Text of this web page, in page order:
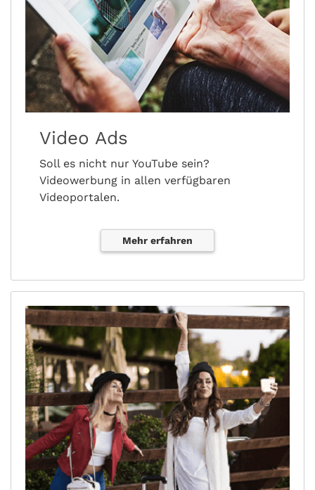
Video Ads
Soll es nicht nur YouTube sein?
Videowerbung in allen verfügbaren
Videoportalen.
Mehr erfahren